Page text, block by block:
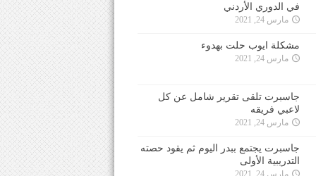
في الدوري الأردني
مارس 24, 2021
مشكلة ايوب حلت بهدوء
مارس 24, 2021
جاسبرت تلقى تقرير شامل عن كل
لاعبي فريقه
مارس 24, 2021
جاسبرت يجتمع ببدر اليوم ثم يقود حصته
التدريبية الأولى
مارس 24, 2021